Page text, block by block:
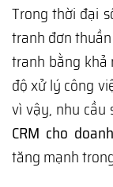
Trong thời đại
tranh đơn
tranh bằng khả
độ xử lý công
vì vậy, nhu cầu
CRM cho
tăng mạnh